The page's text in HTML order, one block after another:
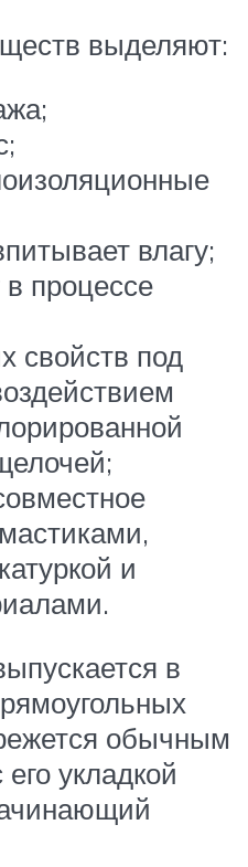
выделяют:
влагу;
в процессе
свойств под
и
в
обычным
укладкой